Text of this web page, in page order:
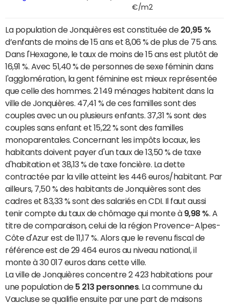
€/m2
La population de Jonquières est constituée de 20,95 %
d’enfants de moins de 15 ans et 8,06 % de plus de 75 ans.
Dans l'Hexagone, le taux de moins de 15 ans est plutôt de
16,91 %. Avec 51,40 % de personnes de sexe féminin dans
l'agglomération, la gent féminine est mieux représentée
que celle des hommes. 2 149 ménages habitent dans la
ville de Jonquières. 47,41 % de ces familles sont des
couples avec un ou plusieurs enfants. 37,31 % sont des
couples sans enfant et 15,22 % sont des familles
monoparentales. Concernant les impôts locaux, les
habitants doivent payer d'un taux de 13,50 % de taxe
d'habitation et 38,13 % de taxe foncière. La dette
contractée par la ville atteint les 446 euros/habitant. Par
ailleurs, 7,50 % des habitants de Jonquières sont des
cadres et 83,33 % sont des salariés en CDI. Il faut aussi
tenir compte du taux de chômage qui monte à 9,98 % . A
titre de comparaison, celui de la région Provence-Alpes-
Côte d'Azur est de 11,17 %. Alors que le revenu fiscal de
référence est de 29 464 euros au niveau national, il
monte à 30 017 euros dans cette ville.
La ville de Jonquières concentre 2 423 habitations pour
une population de 5 213 personnes. La commune du
Vaucluse se qualifie ensuite par une part de maisons